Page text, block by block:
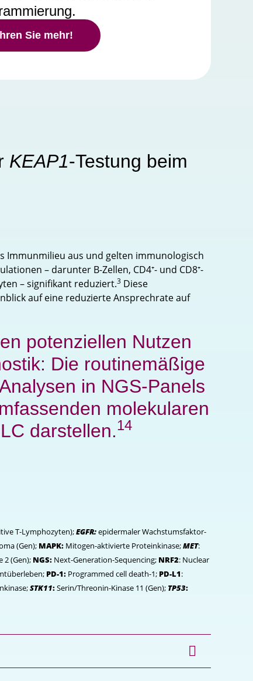
Sie mehr!
KEAP1-Testung beim
Immunmilieu aus und gelten immunologisch
– darunter B-Zellen, CD4⁺- und CD8⁺-
– signifikant reduziert.3 Diese
auf eine reduzierte Ansprechrate auf
potenziellen Nutzen
Die routinemäßige
in NGS-Panels
molekularen
darstellen.14
T-Lymphozyten);EGFR:epidermaler Wachstumsfaktor-
(Gen); MAPK: Mitogen-aktivierte Proteinkinase;MET:
2 (Gen); NGS: Next-Generation-Sequencing; NRF2: Nuclear
PD-1: Programmed cell death-1; PD-L1:
STK11:Serin/Threonin-Kinase 11 (Gen); TP53: